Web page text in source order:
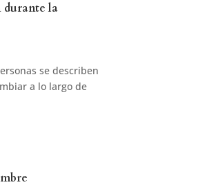
durante la
se describen
a lo largo de